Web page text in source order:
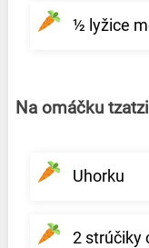
½ lyžice
Na omáčku
Uhorku
2 strúčiky